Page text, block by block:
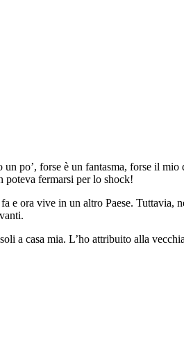
po’, forse è un fantasma, forse il
poteva fermarsi per lo shock!
ora vive in un altro Paese. Tuttavia,
a casa mia. L’ho attribuito alla